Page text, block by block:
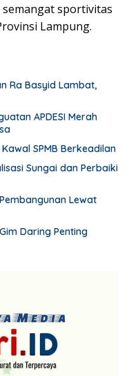
sportivitas
Lampung.
Ra Basyid Lambat,
APDESI Merah
SPMB Berkeadilan
Sungai dan Perbaiki
Lewat
Daring Penting